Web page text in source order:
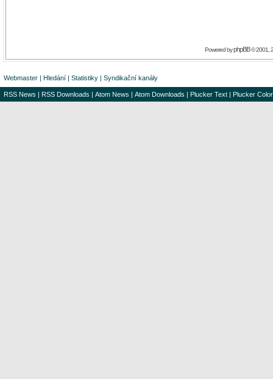
Powered byphpBB© 2001,
Webmaster | Hledání | Statistiky | Syndikační kanály
RSS News | RSS Downloads | Atom News | Atom Downloads | Plucker Text | Plucker Color